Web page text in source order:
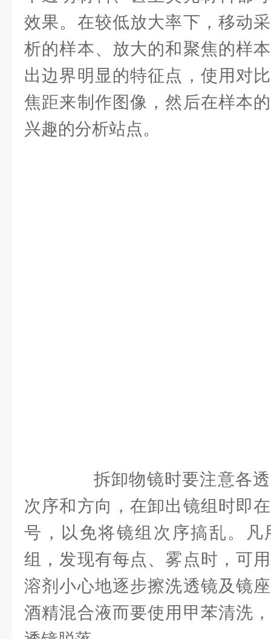
效果。在较低放大率下，移动
析的样本、放大的和聚焦的样
出边界明显的特征点，使用对
焦距来制作图像，然后在样本
兴趣的分析站点。
拆卸物镜时要注意各透
次序和方向，在卸出镜组时即
号，以免将镜组次序搞乱。凡
组，发现有每点、雾点时，可
溶剂小心地逐步擦洗透镜及镜
酒精混合液而要使用甲苯清洗